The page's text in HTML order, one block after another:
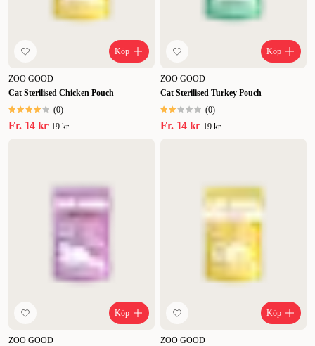
Köp
ZOO GOOD
Cat Sterilised Chicken Pouch
(0)
Fr. 14 kr 19 kr
Köp
ZOO GOOD
Cat Sterilised Turkey Pouch
(0)
Fr. 14 kr 19 kr
Köp
ZOO GOOD
Köp
ZOO GOOD